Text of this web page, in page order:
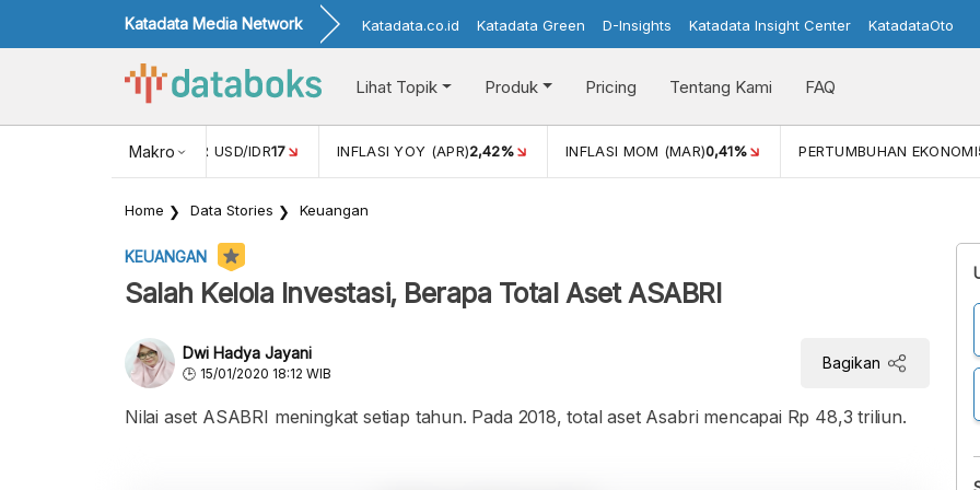
Katadata Media Network Katadata.co.id Katadata Green D-Insights Katadata Insight Center KatadataOto
Lihat Topik Produk Pricing Tentang Kami FAQ
Makro
NILAI TUKAR USD/IDR17 INFLASI YOY (APR)2,42% INFLASI MOM (MAR)0,41% PERTUMBUHAN EKONOMI
Home Data Stories Keuangan
KEUANGAN
Salah Kelola Investasi, Berapa Total Aset ASABRI
Dwi Hadya Jayani
15/01/2020 18:12 WIB
Bagikan
Nilai aset ASABRI meningkat setiap tahun. Pada 2018, total aset Asabri mencapai Rp 48,3 triliun.